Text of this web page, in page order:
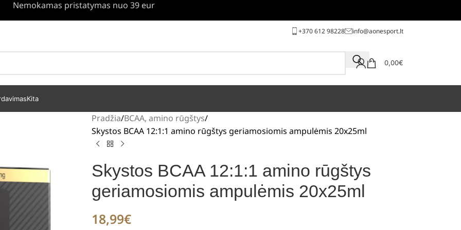
Nemokamas pristatymas nuo 39 eur
+370 612 98228 info@aonesport.lt
0,00€
Kita
Pradžia BCAA, amino rūgštys
Skystos BCAA 12:1:1 amino rūgštys geriamosiomis ampulėmis 20x25ml
Skystos BCAA 12:1:1 amino rūgštys
geriamosiomis ampulėmis 20x25ml
18,99€